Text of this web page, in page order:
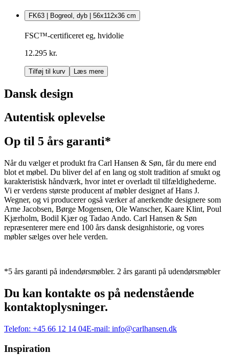
FK63 | Bogreol, dyb | 56x112x36 cm
FSC™-certificeret eg, hvidolie
12.295 kr.
Tilføj til kurv Læs mere
Dansk design
Autentisk oplevelse
Op til 5 års garanti*
Når du vælger et produkt fra Carl Hansen & Søn, får du mere end
blot et møbel. Du bliver del af en lang og stolt tradition af smukt og
karakteristisk håndværk, hvor intet er overladt til tilfældighederne.
Vi er verdens største producent af møbler designet af Hans J.
Wegner, og vi producerer også værker af anerkendte designere som
Arne Jacobsen, Børge Mogensen, Ole Wanscher, Kaare Klint, Poul
Kjærholm, Bodil Kjær og Tadao Ando. Carl Hansen & Søn
repræsenterer mere end 100 års dansk designhistorie, og vores
møbler sælges over hele verden.
*5 års garanti på indendørsmøbler. 2 års garanti på udendørsmøbler
Du kan kontakte os på nedenstående
kontaktoplysninger.
Telefon: +45 66 12 14 04E-mail: info@carlhansen.dk
Inspiration